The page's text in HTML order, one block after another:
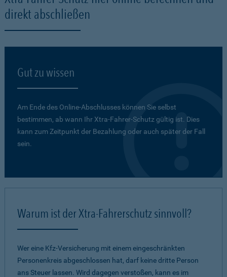
direkt abschließen
Gut zu wissen
Am Ende des Online-Abschlusses können Sie selbst
bestimmen, ab wann Ihr Xtra-Fahrer-Schutz gültig ist. Dies
kann zum Zeitpunkt der Bezahlung oder auch später der Fall
sein.
Warum ist der Xtra-Fahrerschutz sinnvoll?
Wer eine Kfz-Versicherung mit einem eingeschränkten
Personenkreis abgeschlossen hat, darf keine dritte Person
ans Steuer lassen. Wird dagegen verstoßen, kann es im